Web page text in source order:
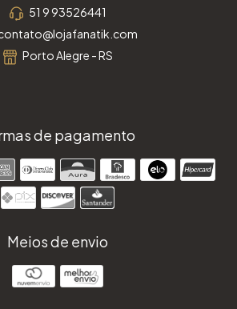
51 9 93526441
Porto Alegre - RS
de pagamento
Meios de envio